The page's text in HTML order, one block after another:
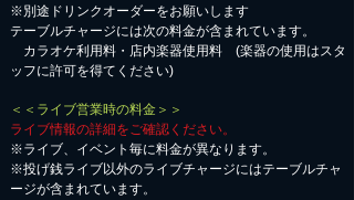
※別途ドリンクオーダーをお願いします
テーブルチャージには次の料金が含まれています。
カラオケ利用料・店内楽器使用料 (楽器の使用はスタ
ッフに許可を得てください)
＜＜ライブ営業時の料金＞＞
ライブ情報の詳細をご確認ください。
※ライブ、イベント毎に料金が異なります。
※投げ銭ライブ以外のライブチャージにはテーブルチャ
ージが含まれています。